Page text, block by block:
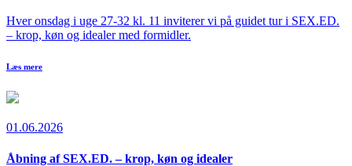
Hver onsdag i uge 27-32 kl. 11 inviterer vi på guidet tur i SEX.ED.
– krop, køn og idealer med formidler.
Læs mere
01.06.2026
Åbning af SEX.ED. – krop, køn og idealer